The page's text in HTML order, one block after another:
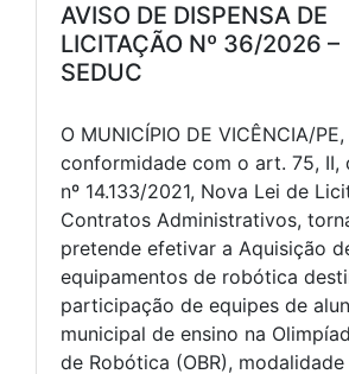
AVISO DE DISPENSA DE
LICITAÇÃO Nº 36/2026 –
SEDUC
O MUNICÍPIO DE VICÊNCIA/PE,
conformidade com o art. 75, II,
nº 14.133/2021, Nova Lei de
Contratos Administrativos,
pretende efetivar a Aquisição
equipamentos de robótica
participação de equipes de
municipal de ensino na
de Robótica (OBR),